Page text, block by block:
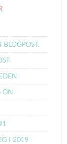
BLOGPOST.
ON
I 2019